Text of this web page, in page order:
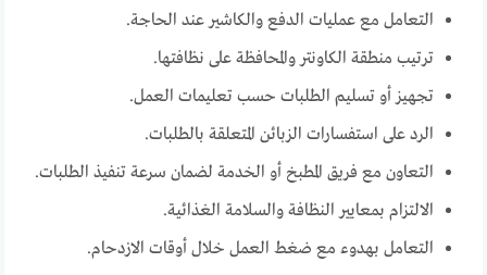
التعامل مع عمليات الدفع والكاشير عند الحاجة.
ترتيب منطقة الكاونتر والمحافظة على نظافتها.
تجهيز أو تسليم الطلبات حسب تعليمات العمل.
الرد على استفسارات الزبائن المتعلقة بالطلبات.
التعاون مع فريق المطبخ أو الخدمة لضمان سرعة تنفيذ الطلبات.
الالتزام بمعايير النظافة والسلامة الغذائية.
التعامل بهدوء مع ضغط العمل خلال أوقات الازدحام.